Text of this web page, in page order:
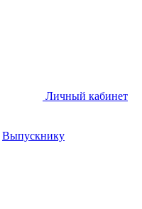
Личный кабинет
Выпускнику